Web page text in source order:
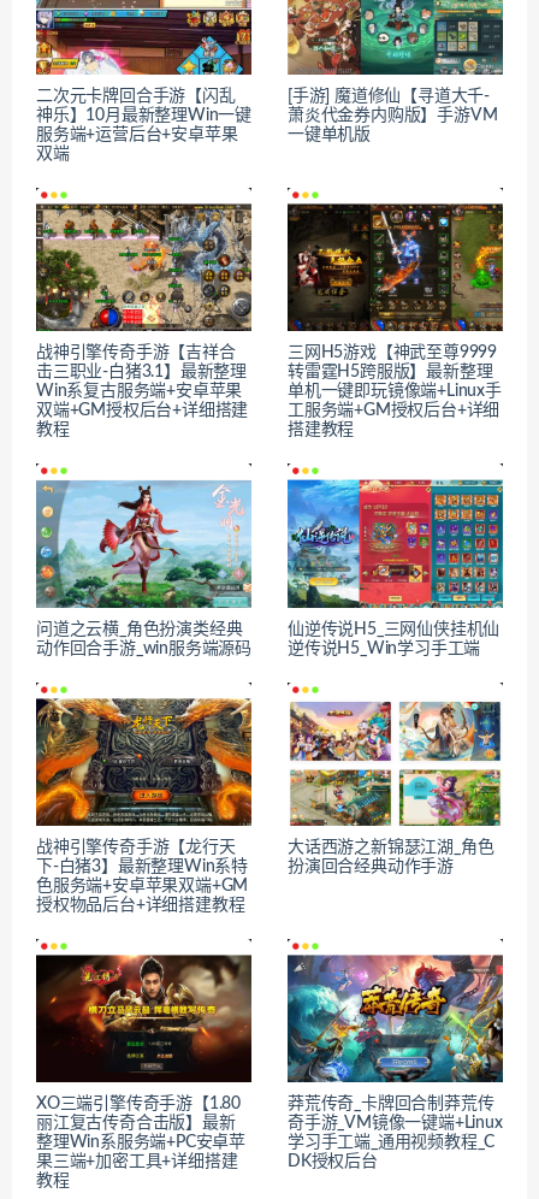
二次元卡牌回合手游【闪乱
神乐】10月最新整理Win一键
服务端+运营后台+安卓苹果
双端
[手游] 魔道修仙【寻道大千-
萧炎代金券内购版】手游VM
一键单机版
战神引擎传奇手游【吉祥合
击三职业-白猪3.1】最新整理
Win系复古服务端+安卓苹果
双端+GM授权后台+详细搭建
教程
三网H5游戏【神武至尊9999
转雷霆H5跨服版】最新整理
单机一键即玩镜像端+Linux手
工服务端+GM授权后台+详细
搭建教程
问道之云横_角色扮演类经典
动作回合手游_win服务端源码
仙逆传说H5_三网仙侠挂机仙
逆传说H5_Win学习手工端
战神引擎传奇手游【龙行天
下-白猪3】最新整理Win系特
色服务端+安卓苹果双端+GM
授权物品后台+详细搭建教程
大话西游之新锦瑟江湖_角色
扮演回合经典动作手游
XO三端引擎传奇手游【1.80
丽江复古传奇合击版】最新
整理Win系服务端+PC安卓苹
果三端+加密工具+详细搭建
教程
莽荒传奇_卡牌回合制莽荒传
奇手游_VM镜像一键端+Linux
学习手工端_通用视频教程_C
DK授权后台